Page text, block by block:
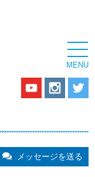
メッセージを送る